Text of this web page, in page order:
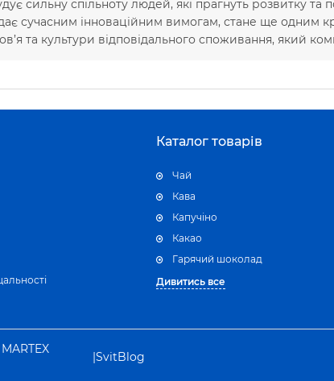
сильну спільноту людей, які прагнуть розвитку
сучасним інноваційним вимогам, стане ще
та культури відповідального споживання, який
Каталог товарів
Чай
Кава
Капучіно
Какао
Гарячий шоколад
Дивитись все
|SvitBlog